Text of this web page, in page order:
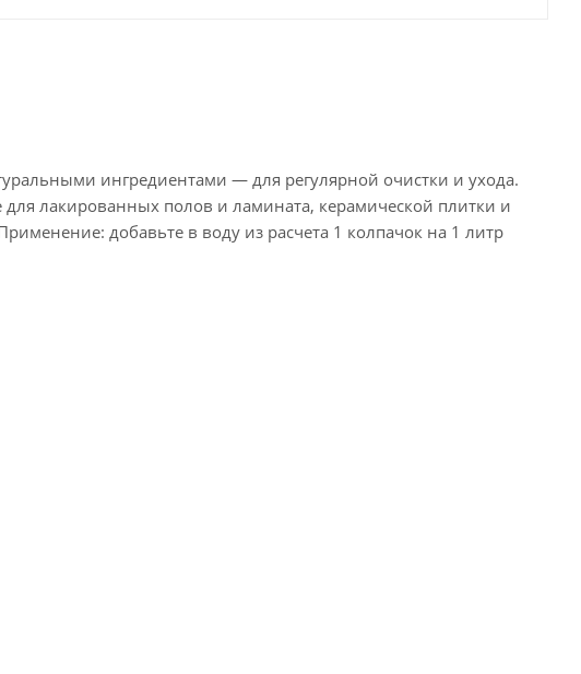
ингредиентами — для регулярной очистки и ухода.
лакированных полов и ламината, керамической плитки и
добавьте в воду из расчета 1 колпачок на 1 литр